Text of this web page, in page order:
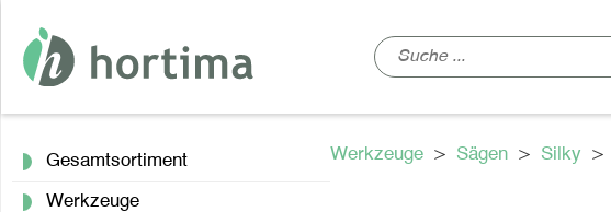
Gesamtsortiment
Werkzeuge
Werkzeuge > Sägen > Silky >